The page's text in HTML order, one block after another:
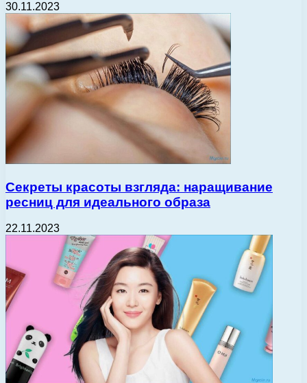
30.11.2023
Секреты красоты взгляда: наращивание
ресниц для идеального образа
22.11.2023